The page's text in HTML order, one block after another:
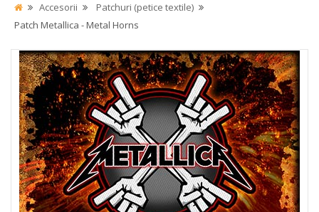
Accesorii
Patchuri (petice textile)
Patch Metallica - Metal Horns